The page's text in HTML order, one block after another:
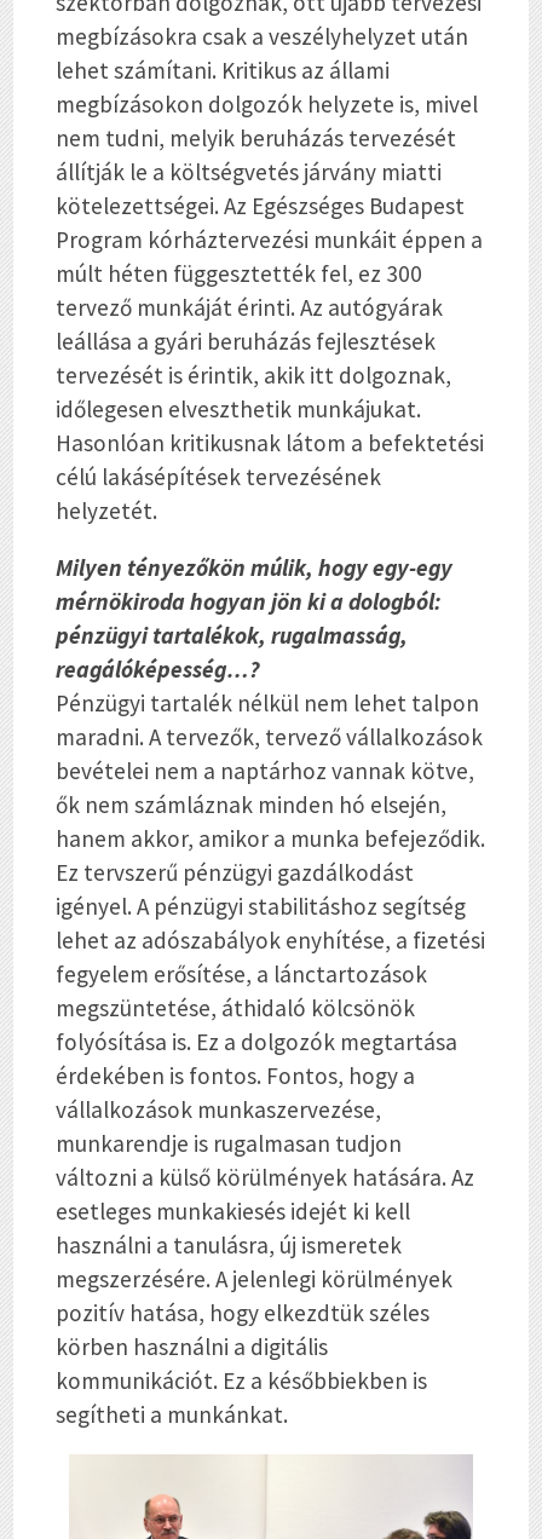
megbízásokra csak a veszélyhelyzet után
lehet számítani. Kritikus az állami
megbízásokon dolgozók helyzete is, mivel
nem tudni, melyik beruházás tervezését
állítják le a költségvetés járvány miatti
kötelezettségei. Az Egészséges Budapest
Program kórháztervezési munkáit éppen a
múlt héten függesztették fel, ez 300
tervező munkáját érinti. Az autógyárak
leállása a gyári beruházás fejlesztések
tervezését is érintik, akik itt dolgoznak,
időlegesen elveszthetik munkájukat.
Hasonlóan kritikusnak látom a befektetési
célú lakásépítések tervezésének
helyzetét.
Milyen tényezőkön múlik, hogy egy-egy
mérnökiroda hogyan jön ki a dologból:
pénzügyi tartalékok, rugalmasság,
reagálóképesség…?
Pénzügyi tartalék nélkül nem lehet talpon
maradni. A tervezők, tervező vállalkozások
bevételei nem a naptárhoz vannak kötve,
ők nem számláznak minden hó elsején,
hanem akkor, amikor a munka befejeződik.
Ez tervszerű pénzügyi gazdálkodást
igényel. A pénzügyi stabilitáshoz segítség
lehet az adószabályok enyhítése, a fizetési
fegyelem erősítése, a lánctartozások
megszüntetése, áthidaló kölcsönök
folyósítása is. Ez a dolgozók megtartása
érdekében is fontos. Fontos, hogy a
vállalkozások munkaszervezése,
munkarendje is rugalmasan tudjon
változni a külső körülmények hatására. Az
esetleges munkakiesés idejét ki kell
használni a tanulásra, új ismeretek
megszerzésére. A jelenlegi körülmények
pozitív hatása, hogy elkezdtük széles
körben használni a digitális
kommunikációt. Ez a későbbiekben is
segítheti a munkánkat.